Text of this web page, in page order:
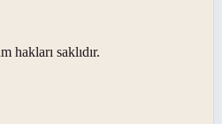
hakları saklıdır.